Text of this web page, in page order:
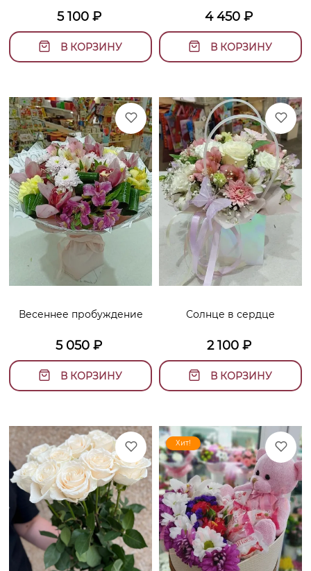
5 100₽
В КОРЗИНУ
4 450 ₽
В КОРЗИНУ
Весеннее пробуждение
5 050 ₽
В КОРЗИНУ
Солнце в сердце
2 100₽
В КОРЗИНУ
Хит!